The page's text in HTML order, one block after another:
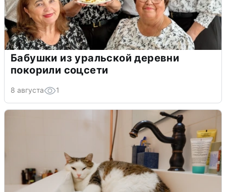
Бабушки из уральской деревни
покорили соцсети
8 августа 1